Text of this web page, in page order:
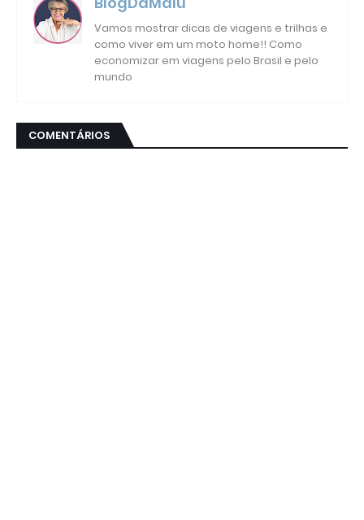
Vamos mostrar dicas de viagens e trilhas e
como viver em um moto home!! Como
economizar em viagens pelo Brasil e pelo
mundo
COMENTÁRIOS